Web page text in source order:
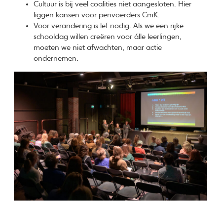
Cultuur is bij veel coalities niet aangesloten. Hier
liggen kansen voor penvoerders CmK.
Voor verandering is lef nodig. Als we een rijke
schooldag willen creëren voor álle leerlingen,
moeten we niet afwachten, maar actie
ondernemen.